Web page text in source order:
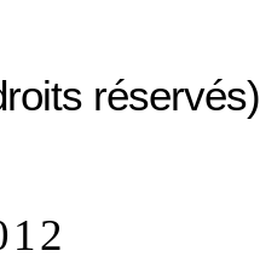
réservés)